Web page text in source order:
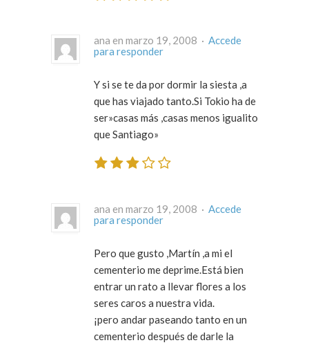
ana en marzo 19, 2008 · Accede
para responder
Y si se te da por dormir la siesta ,a
que has viajado tanto.Si Tokio ha de
ser»casas más ,casas menos igualito
que Santiago»
ana en marzo 19, 2008 · Accede
para responder
Pero que gusto ,Martín ,a mi el
cementerio me deprime.Está bien
entrar un rato a llevar flores a los
seres caros a nuestra vida.
¡pero andar paseando tanto en un
cementerio después de darle la